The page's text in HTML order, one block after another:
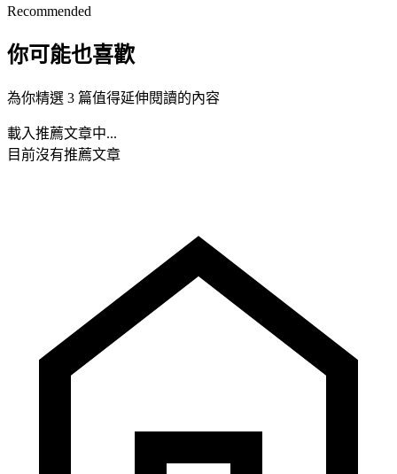
Recommended
你可能也喜歡
為你精選 3 篇值得延伸閱讀的內容
載入推薦文章中...
目前沒有推薦文章